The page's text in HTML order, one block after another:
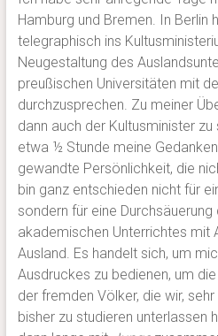
Hamburg und Bremen. In Berlin
telegraphisch ins
Neugestaltung des
preußischen Universitäten mit
durchzusprechen. Zu meiner
dann auch der Kultusminister
etwa ½ Stunde meine
gewandte Persönlichkeit, die
bin ganz entschieden nicht für
sondern für eine Durchsäuerung
akademischen Unterrichtes mit
Ausland. Es handelt sich, um
Ausdruckes zu bedienen, um
der fremden Völker, die wir,
bisher zu studieren unterlassen